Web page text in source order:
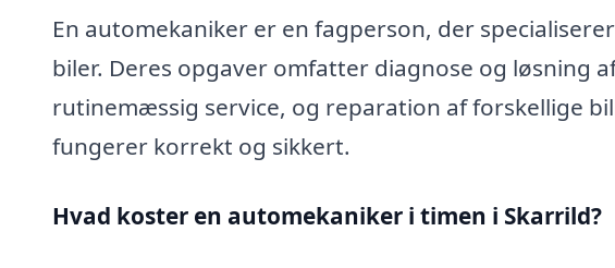
En automekaniker er en fagperson, der
biler. Deres opgaver omfatter diagnose og løsning
rutinemæssig service, og reparation af forskellige
fungerer korrekt og sikkert.
Hvad koster en automekaniker i timen i Skarrild?